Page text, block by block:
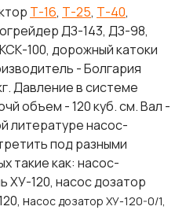
Т-16, Т-25, Т-40,
ДЗ-143, ДЗ-98,
100, дорожный катоки
- Болгария
Давление в системе
объем - 120 куб. см. Вал -
литературе насос-
под разными
такие как: насос-
ХУ-120, насос дозатор
насос дозатор ХУ-120-0/1,